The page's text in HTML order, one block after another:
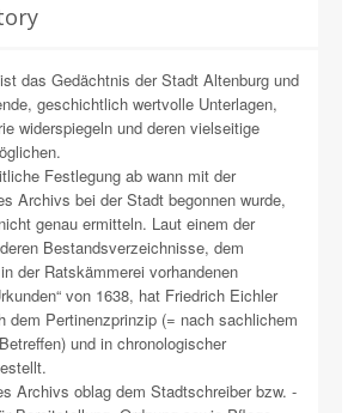
das Gedächtnis der Stadt Altenburg und
geschichtlich wertvolle Unterlagen,
widerspiegeln und deren vielseitige
Festlegung ab wann mit der
Archivs bei der Stadt begonnen wurde,
genau ermitteln. Laut einem der
Bestandsverzeichnisse, dem
der Ratskämmerei vorhandenen
von 1638, hat Friedrich Eichler
dem Pertinenzprinzip (= nach sachlichem
und in chronologischer
Archivs oblag dem Stadtschreiber bzw. -